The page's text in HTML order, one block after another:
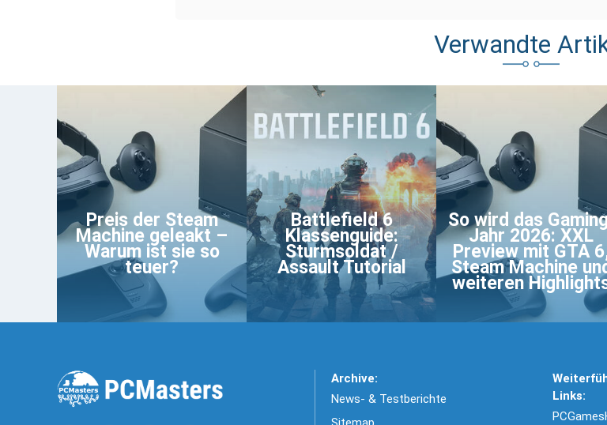
Verwandte
Preis der Steam
Machine geleakt –
Warum ist sie so
teuer?
Battlefield 6
Klassenguide:
Sturmsoldat /
Assault Tutorial
So wird das
Jahr 2026: XXL
Preview mit GTA
Steam Machine
weiteren
Archive:
News- & Testberichte
Links: